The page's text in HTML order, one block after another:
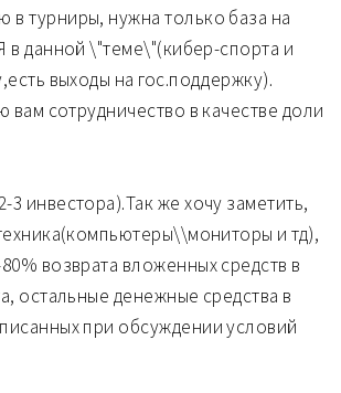
турниры, нужна только база на
в данной \"теме\"(кибер-спорта и
выходы на гос.поддержку).
сотрудничество в качестве доли
инвестора).Так же хочу заметить,
и тд),
возврата вложенных средств в
остальные денежные средства в
при обсуждении условий